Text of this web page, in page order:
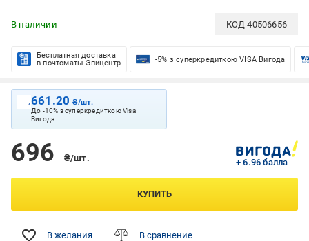
В наличии КОД40506656
Бесплатная доставка
в почтоматы Эпицентр
-5% з суперкредиткою VISA Вигода
661.20₴/шт.
До -10% з суперкредиткою Visa
Вигода
696 ₴/шт. + 6.96 балла
КУПИТЬ
В желания В сравнение